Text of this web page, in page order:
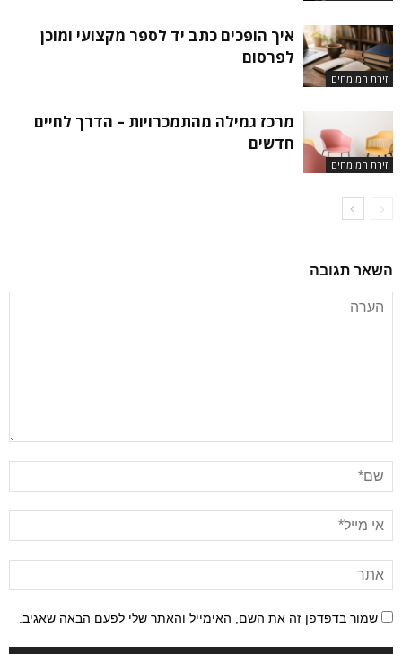
זירת המומחים
איך הופכים כתב יד לספר מקצועי ומוכן
לפרסום
זירת המומחים
מרכז גמילה מהתמכרויות – הדרך לחיים
חדשים
השאר תגובה
שמור בדפדפן זה את השם, האימייל והאתר שלי לפעם הבאה שאגיב.